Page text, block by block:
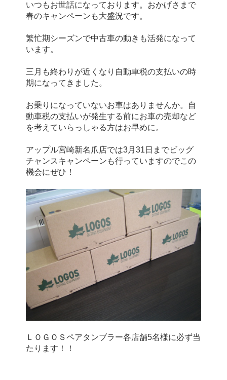
いつもお世話になっております。おかげさまで
春のキャンペーンも大盛況です。
繁忙期シーズンで中古車の動きも活発になって
います。
三月も終わりが近くなり自動車税の支払いの時
期になってきました。
お乗りになっていないお車はありませんか。自
動車税の支払いが発生する前にお車の売却など
を考えていらっしゃる方はお早めに。
アップル宮崎新名爪店では3月31日までビッグ
チャンスキャンペーンも行っていますのでこの
機会にぜひ！
ＬＯＧＯＳペアタンブラー各店舗5名様に必ず当
たります！！